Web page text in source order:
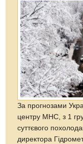
За прогнозами
центру МНС, з 1
суттєвого
директора